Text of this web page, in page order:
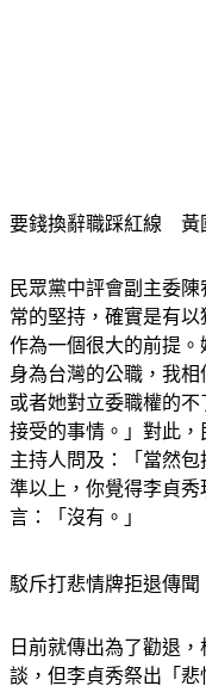
要錢換辭職踩紅線　
民眾黨中評會副主委
常的堅持，確實是有以
作為一個很大的前提。
身為台灣的公職，我相
或者她對立委職權的
接受的事情。」對此
主持人問及：「當然
準以上，你覺得李貞
言：「沒有。」
駁斥打悲情牌拒退傳
日前就傳出為了勸退
談，但李貞秀祭出「